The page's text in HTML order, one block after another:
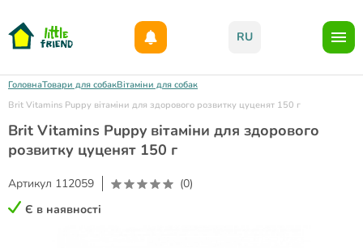
RU
ГоловнаТовари для собакВітаміни для собак
Brit Vitamins Puppy вітаміни для здорового розвитку цуценят 150 г
Brit Vitamins Puppy вітаміни для здорового
розвитку цуценят 150 г
Артикул 112059
(0)
Є в наявності